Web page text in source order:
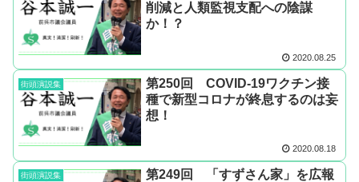
削減と人類監視支配への陰謀
か！？
2020.08.25
街頭演説集
第250回 COVID-19ワクチン接
種で新型コロナが終息するのは妄
想！
2020.08.18
街頭演説集
第249回 「すずさん家」を広報